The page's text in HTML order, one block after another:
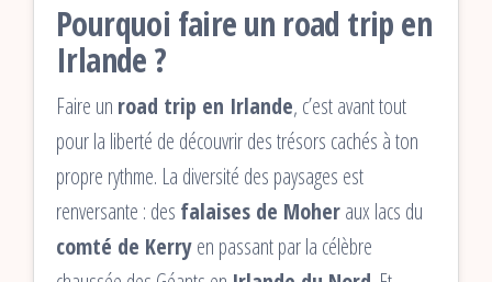
Pourquoi faire un road trip en
Irlande ?
Faire un road trip en Irlande, c’est avant tout
pour la liberté de découvrir des trésors cachés à ton
propre rythme. La diversité des paysages est
renversante : des falaises de Moheraux lacs du
comté de Kerryen passant par la célèbre